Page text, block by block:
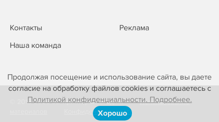
Продолжая посещение и использование сайта, вы даете
согласие на обработку файлов cookies и соглашаетесь с
Политикой конфиденциальности. Подробнее.
Хорошо
Контакты
Реклама
Наша команда
© 2013-2026 3D-принтеры сегодня!
Использование
Конфиденциальность